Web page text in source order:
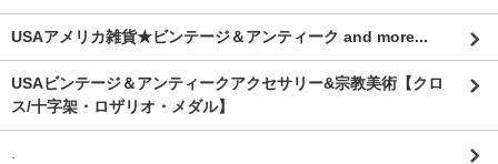
USAアメリカ雑貨★ビンテージ＆アンティーク and more...
USAビンテージ＆アンティークアクセサリー&宗教美術【クロ
ス/十字架・ロザリオ・メダル】